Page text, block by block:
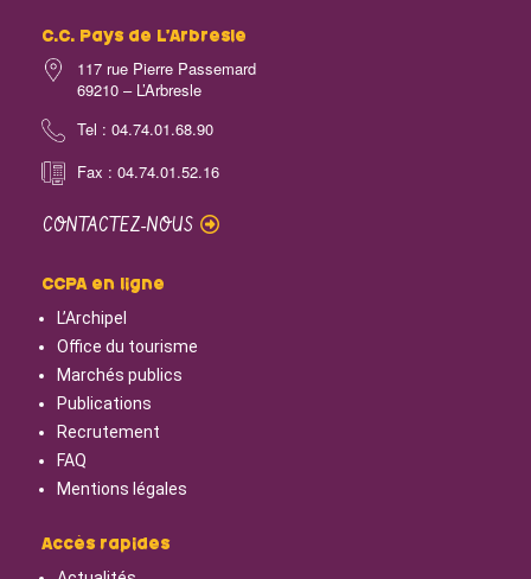
C.C. Pays de L’Arbresle
117 rue Pierre Passemard
69210 – L’Arbresle
Tel : 04.74.01.68.90
Fax : 04.74.01.52.16
CONTACTEZ-NOUS
CCPA en ligne
L’Archipel
Office du tourisme
Marchés publics
Publications
Recrutement
FAQ
Mentions légales
Accès rapides